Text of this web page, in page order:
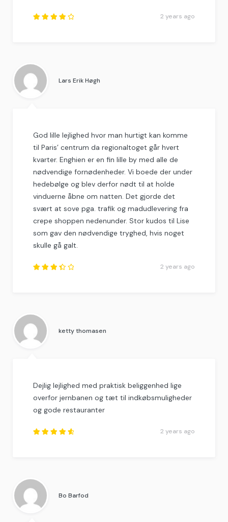
2 years ago
Lars Erik Høgh
God lille lejlighed hvor man hurtigt kan komme
til Paris’ centrum da regionaltoget går hvert
kvarter. Enghien er en fin lille by med alle de
nødvendige fornødenheder. Vi boede der under
hedebølge og blev derfor nødt til at holde
vinduerne åbne om natten. Det gjorde det
svært at sove pga. trafik og madudlevering fra
crepe shoppen nedenunder. Stor kudos til Lise
som gav den nødvendige tryghed, hvis noget
skulle gå galt.
out of
5
2 years ago
ketty thomasen
Dejlig lejlighed med praktisk beliggenhed lige
overfor jernbanen og tæt til indkøbsmuligheder
og gode restauranter
2 years ago
Bo Barfod